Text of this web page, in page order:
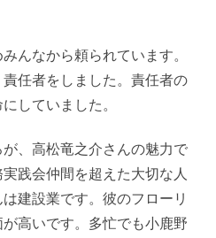
んなから頼られています。
任者をしました。責任者の
していました。
、高松竜之介さんの魅力で
践会仲間を超えた大切な人
建設業です。彼のフローリ
高いです。多忙でも小鹿野